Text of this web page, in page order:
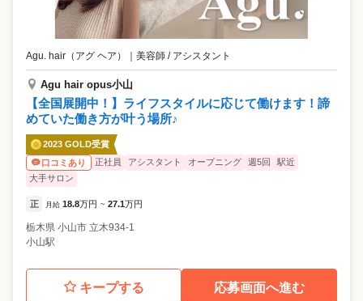
Agu. hair（アグ ヘア） ｜ 美容師 / アシスタント
Agu hair opus小山
【全国展開中！】ライフスタイルに応じて働けます！諦
めていた働き方が叶う場所♪
2023 GOLD受賞
口コミあり
正社員 アシスタント オープニング 週5回
駅近
大手サロン
正 月給 18.8万円 ~ 27.1万円
栃木県 小山市 立木934-1
小山駅
キープする 応募画面へ進む